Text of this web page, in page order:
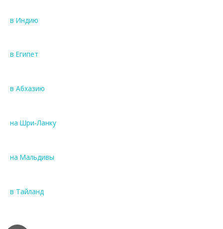
в Индию
в Египет
в Абхазию
на Шри-Ланку
на Мальдивы
в Тайланд